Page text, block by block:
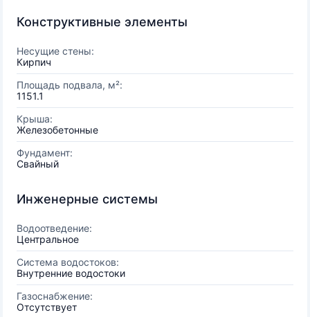
Конструктивные элементы
Несущие стены:
Кирпич
Площадь подвала, м²:
1151.1
Крыша:
Железобетонные
Фундамент:
Свайный
Инженерные системы
Водоотведение:
Центральное
Система водостоков:
Внутренние водостоки
Газоснабжение:
Отсутствует